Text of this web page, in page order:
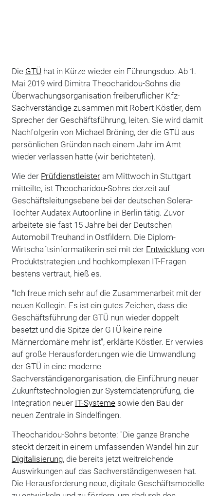
Die GTÜ hat in Kürze wieder ein Führungsduo. Ab 1.
Mai 2019 wird Dimitra Theocharidou-Sohns die
Überwachungsorganisation freiberuflicher Kfz-
Sachverständige zusammen mit Robert Köstler, dem
Sprecher der Geschäftsführung, leiten. Sie wird damit
Nachfolgerin von Michael Bröning, der die GTÜ aus
persönlichen Gründen nach einem Jahr im Amt
wieder verlassen hatte (wir berichteten).
Wie der Prüfdienstleisteram Mittwoch in Stuttgart
mitteilte, ist Theocharidou-Sohns derzeit auf
Geschäftsleitungsebene bei der deutschen Solera-
Tochter Audatex Autoonline in Berlin tätig. Zuvor
arbeitete sie fast 15 Jahre bei der Deutschen
Automobil Treuhand in Ostfildern. Die Diplom-
Wirtschaftsinformatikerin sei mit der Entwicklungvon
Produktstrategien und hochkomplexen IT-Fragen
bestens vertraut, hieß es.
"Ich freue mich sehr auf die Zusammenarbeit mit der
neuen Kollegin. Es ist ein gutes Zeichen, dass die
Geschäftsführung der GTÜ nun wieder doppelt
besetzt und die Spitze der GTÜ keine reine
Männerdomäne mehr ist", erklärte Köstler. Er verwies
auf große Herausforderungen wie die Umwandlung
der GTÜ in eine moderne
Sachverständigenorganisation, die Einführung neuer
Zukunftstechnologien zur Systemdatenprüfung, die
Integration neuer IT-Systemesowie den Bau der
neuen Zentrale in Sindelfingen.
Theocharidou-Sohns betonte: "Die ganze Branche
steckt derzeit in einem umfassenden Wandel hin zur
Digitalisierung, die bereits jetzt weitreichende
Auswirkungen auf das Sachverständigenwesen hat.
Die Herausforderung neue, digitale Geschäftsmodelle